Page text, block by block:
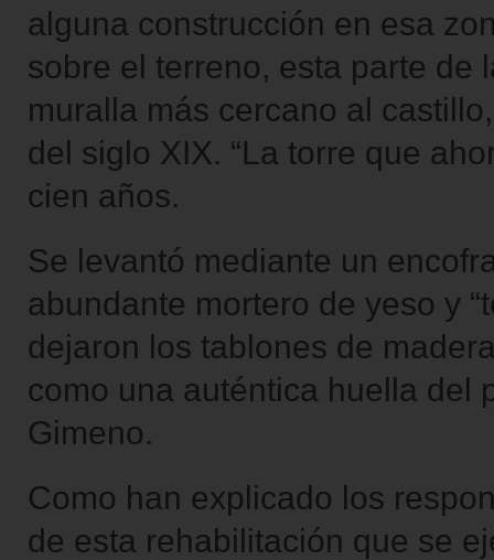
alguna construcción en esa
sobre el terreno, esta parte de
muralla más cercano al
del siglo XIX. “La torre que
cien años.
Se levantó mediante un
abundante mortero de yeso y
dejaron los tablones de
como una auténtica huella del
Gimeno.
Como han explicado los
de esta rehabilitación que se